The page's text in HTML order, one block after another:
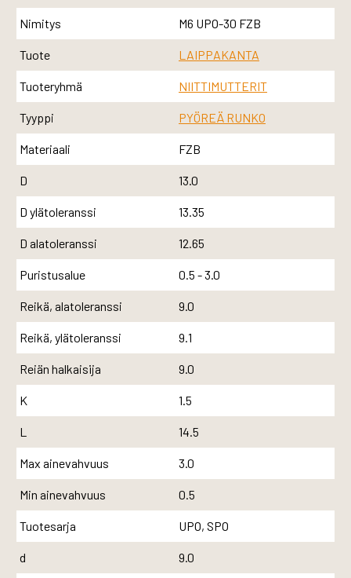
Nimitys M6 UPO-30 FZB
Tuote LAIPPAKANTA
Tuoteryhmä NIITTIMUTTERIT
Tyyppi PYÖREÄ RUNKO
Materiaali FZB
D 13.0
D ylätoleranssi 13.35
D alatoleranssi 12.65
Puristusalue 0.5 - 3.0
Reikä, alatoleranssi 9.0
Reikä, ylätoleranssi 9.1
Reiän halkaisija 9.0
K 1.5
L 14.5
Max ainevahvuus 3.0
Min ainevahvuus 0.5
Tuotesarja UPO, SPO
d 9.0